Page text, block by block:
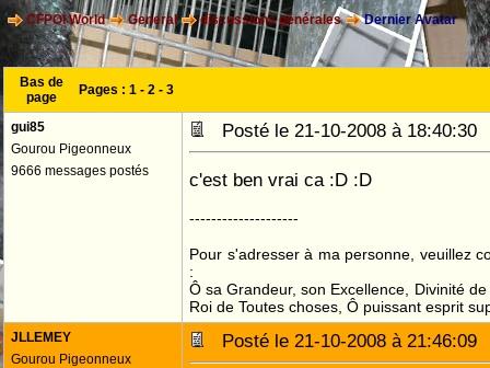
CFPOI World General discussions générales Dernier Avatar
Bas de
page
Pages : 1 - 2 - 3
gui85
Gourou Pigeonneux
9666 messages postés
Posté le 21-10-2008 à
c'est ben vrai ca :D :D
--------------------
Pour s'adresser à ma personne, veuillez
:
Ô sa Grandeur, son Excellence, Divinité
Roi de Toutes choses, Ô puissant esprit
JLLEMEY
Gourou Pigeonneux
Posté le 21-10-2008 à